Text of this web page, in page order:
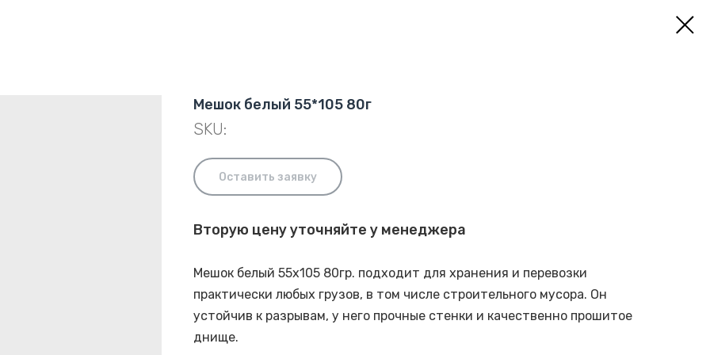
Мешок белый 55*105 80г
SKU:
Оставить заявку
Вторую цену уточняйте у менеджера
Мешок белый 55х105 80гр. подходит для хранения и перевозки
практически любых грузов, в том числе строительного мусора. Он
устойчив к разрывам, у него прочные стенки и качественно прошитое
днище.